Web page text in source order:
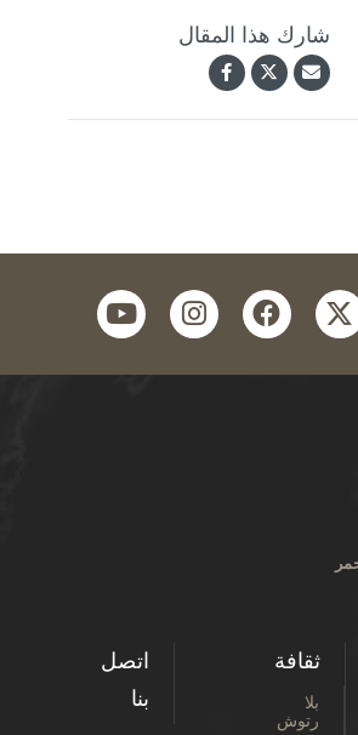
شارك هذا المقال
facebook
instagram
youtube
ثقافة
بلا
رتوش
اتصل
بنا